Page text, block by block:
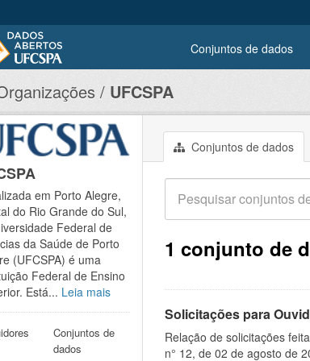
Conjuntos de dados
UFCSPA
Conjuntos de dados
1 conjunto de
Solicitações para
Relação de solicitações
n° 12, de 02 de agosto de
em Porto Alegre,
do Rio Grande do Sul,
Federal de
da Saúde de Porto
(UFCSPA) é uma
Federal de Ensino
Está... Leia mais
Conjuntos de
dados